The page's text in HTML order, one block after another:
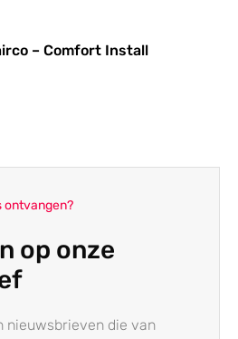
– Comfort Install
ontvangen?
op onze
nieuwsbrieven die van